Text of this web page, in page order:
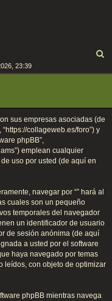
23:39
sus empresas asociadas (de
“https://collageweb.es/foro”) y
phpBB”,
emplean cualquier
uso por usted (de aquí en
navegar por “” hará al
cuales son un pequeño
temporales del navegador
un identificador de usuario
de sesión anónima (de aquí
a usted por el software
haya navegado por temas
leídos, con objeto de optimizar
phpBB mientras navega